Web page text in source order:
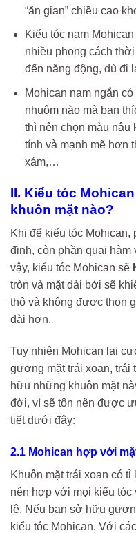
“ăn gian” chiều cao
Kiểu tóc nam
nhiều phong cách
đến năng động, dù đi
Mohican nam ngắn
nhuộm nào mà bạn
thì nên chọn màu
tính và mạnh mẽ hơn
xám,…
II. Kiểu tóc
khuôn mặt nào?
Khi để kiểu tóc Mohican,
định, còn phần quai
vậy, kiểu tóc Mohican sẽ
tròn và mặt dài bởi sẽ
thô và không được thon
dài hơn.
Tuy nhiên Mohican lại
gương mặt trái xoan, trái
hữu những khuôn mặt
đời, vì sẽ tôn nên được
tiết dưới đây:
2.1 Mohican hợp với
Khuôn mặt trái xoan có
nên hợp với mọi kiểu tóc
lệ. Nếu bạn sở hữu
kiểu tóc Mohican. Với